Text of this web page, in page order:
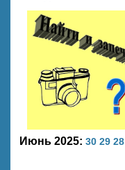
Июнь 2025: 30 29 28